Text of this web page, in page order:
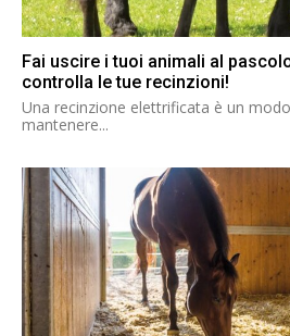
Fai uscire i tuoi animali al
controlla le tue recinzioni!
Una recinzione elettrificata è un
mantenere...